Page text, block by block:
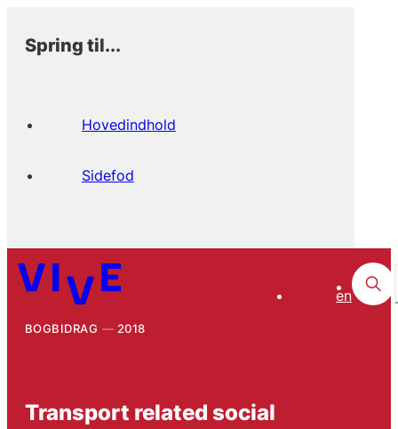
Spring til...
Hovedindhold
Sidefod
en
BOGBIDRAG 2018
Transport related social